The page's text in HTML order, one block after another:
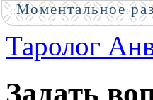
Таролог
Задать
Моментальное